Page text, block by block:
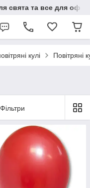
свята та все для
кулі Повітряні
Фільтри